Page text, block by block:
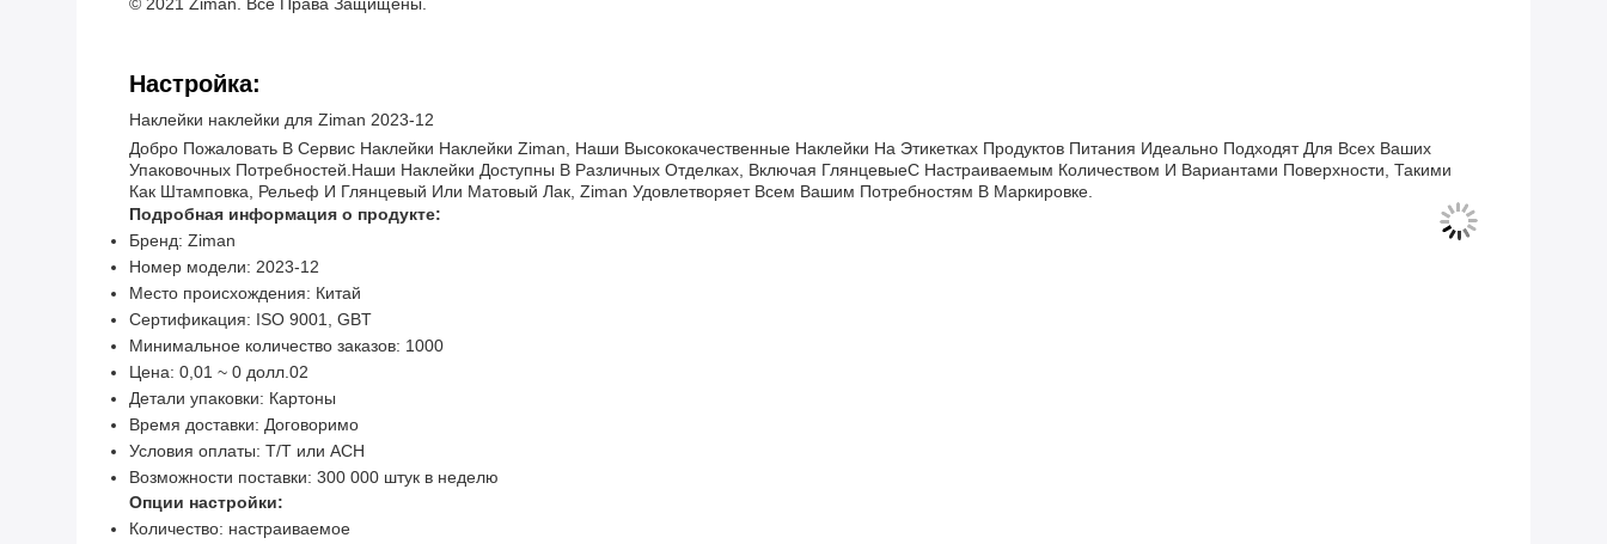
Настройка:
Наклейки наклейки для Ziman 2023-12
Добро Пожаловать В Сервис Наклейки Наклейки Ziman, Наши Высококачественные Наклейки На Этикетках Продуктов Питания Идеально Подходят Для Всех Ваших
Упаковочных Потребностей.наши Наклейки Доступны В Различных Отделках, Включая ГлянцевыеС Настраиваемым Количеством И Вариантами Поверхности, Такими
Как Штамповка, Рельеф И Глянцевый Или Матовый Лак, Ziman Удовлетворяет Всем Вашим Потребностям В Маркировке.
Подробная информация о продукте:
Бренд: Ziman
Номер модели: 2023-12
Место происхождения: Китай
Сертификация: ISO 9001, GBT
Минимальное количество заказов: 1000
Цена: 0,01 ~ 0 долл.02
Детали упаковки: Картоны
Время доставки: Договоримо
Условия оплаты: T/T или ACH
Возможности поставки: 300 000 штук в неделю
Опции настройки:
Количество: настраиваемое